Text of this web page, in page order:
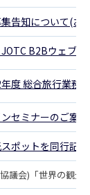
告知について(お
B2Bウェブ
度 総合旅行業
セミナーのご案内
ポットを同行記
協議会)「世界の観